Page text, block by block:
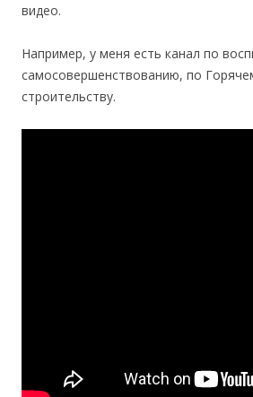
видео.
Например, у меня есть канал по
самосовершенствованию, по
строительству.